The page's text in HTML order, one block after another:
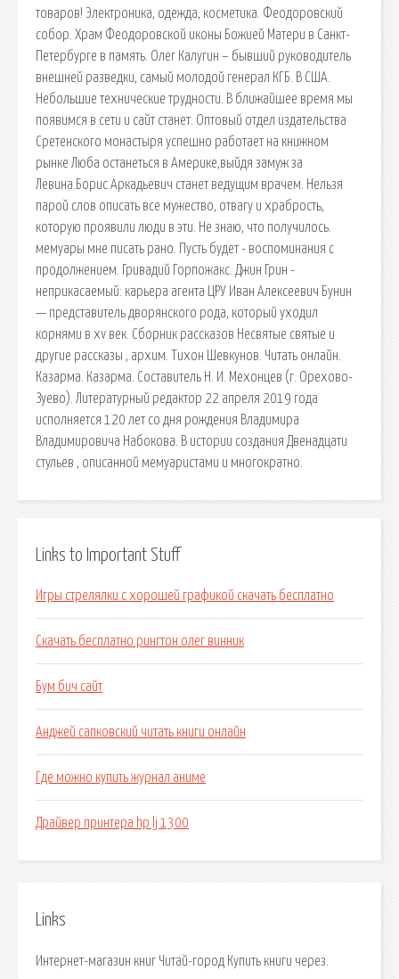
товаров! Электроника, одежда, косметика. Феодоровский
собор. Храм Феодоровской иконы Божией Матери в Санкт-
Петербурге в память. Олег Калугин – бывший руководитель
внешней разведки, самый молодой генерал КГБ. В США.
Небольшие технические трудности. В ближайшее время мы
появимся в сети и сайт станет. Оптовый отдел издательства
Сретенского монастыря успешно работает на книжном
рынке Люба останеться в Америке,выйдя замуж за
Левина.Борис Аркадьевич станет ведущим врачем. Нельзя
парой слов описать все мужество, отвагу и храбрость,
которую проявили люди в эти. Не знаю, что получилось.
мемуары мне писать рано. Пусть будет - воспоминания с
продолжением. Гривадий Горпожакс. Джин Грин -
неприкасаемый: карьера агента ЦРУ Иван Алексеевич Бунин
— представитель дворянского рода, который уходил
корнями в xv век. Сборник рассказов Несвятые святые и
другие рассказы , архим. Тихон Шевкунов. Читать онлайн.
Казарма. Казарма. Составитель Н. И. Мехонцев (г. Орехово-
Зуево). Литературный редактор 22 апреля 2019 года
исполняется 120 лет со дня рождения Владимира
Владимировича Набокова. В истории создания Двенадцати
стульев , описанной мемуаристами и многократно.
Links to Important Stuff
Игры стрелялки с хорошей графикой скачать бесплатно
Скачать бесплатно рингтон олег винник
Бум бич сайт
Анджей сапковский читать книги онлайн
Где можно купить журнал аниме
Драйвер принтера hp lj 1300
Links
Интернет-магазин книг Читай-город Купить книги через.